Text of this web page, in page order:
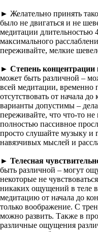
► Желательно принять
было не двигаться и не
медитации длительностью
максимального
переживайте, мелкие
► Степень
может быть различной –
всей медитации, временно
отсутствовать от начала
варианты допустимы –
переживайте, что что-то
полностью пассивное
просто слушайте музыку и
навязчивых мыслей и
► Телесная
быть различной – могут
некоторые не
никаких ощущений в теле
медитацию от начала до
только воображение. С
можно развить. Также в
различные ощущения